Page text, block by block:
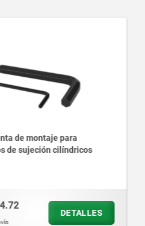
de sujeción interior
DETALLES